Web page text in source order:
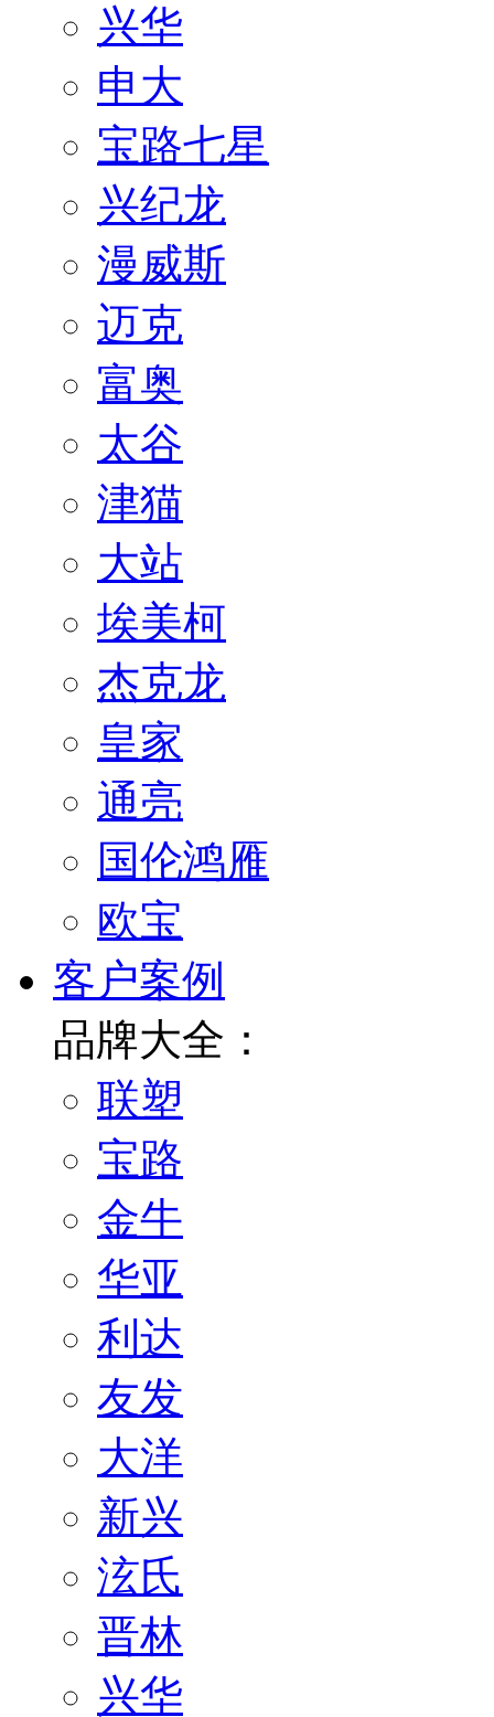
兴华
申大
宝路七星
兴纪龙
漫威斯
迈克
富奥
太谷
津猫
大站
埃美柯
杰克龙
皇家
通亮
国伦鸿雁
欧宝
客户案例
品牌大全：
联塑
宝路
金牛
华亚
利达
友发
大洋
新兴
泫氏
晋林
兴华